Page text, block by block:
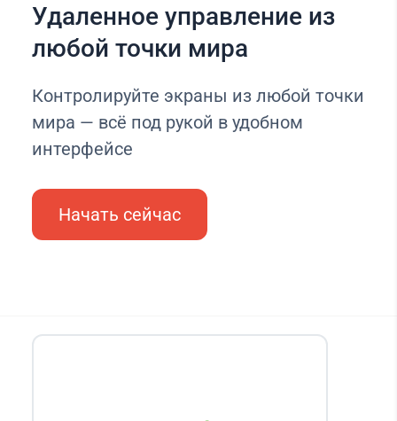
Удаленное управление из
любой точки мира
Контролируйте экраны из любой точки
мира — всё под рукой в удобном
интерфейсе
Начать сейчас